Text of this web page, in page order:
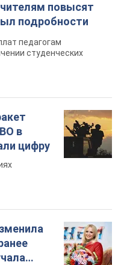
повысят
подробности
педагогам
студенческих
в
цифру